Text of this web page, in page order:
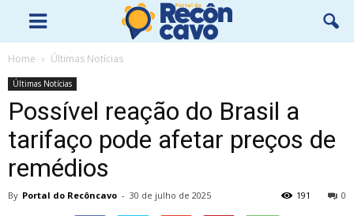
Home Últimas Notícias
Últimas Notícias
Possível reação do Brasil a
tarifaço pode afetar preços de
remédios
By Portal do Recôncavo - 30 de julho de 2025 0
191